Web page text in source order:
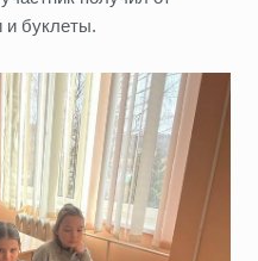
и буклеты.